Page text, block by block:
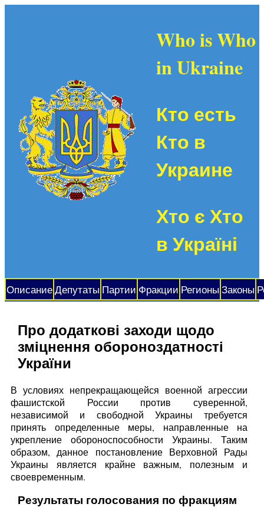
Who is Who
in Ukraine
Кто есть
Кто в
Украине
Хто є Хто
в Україні
Описание Депутаты Партии Фракции Регионы Законы
Про додаткові заходи щодо
зміцнення обороноздатності
України
В условиях непрекращающейся военной агрессии
фашистской России против суверенной,
независимой и свободной Украины требуется
принять определенные меры, направленные на
укрепление обороноспособности Украины. Таким
образом, данное постановление Верховной Рады
Украины является крайне важным, полезным и
своевременным.
Результаты голосования по фракциям